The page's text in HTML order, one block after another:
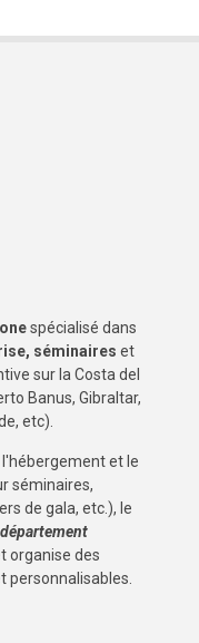
spécialisé dans
séminaires et
sur la Costa del
Banus, Gibraltar,
etc).
et le
séminaires,
de gala, etc.), le
département
organise des
personnalisables.